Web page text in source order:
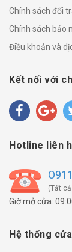
Chính sách đổi
Chính sách bảo
Điều khoản và
Kết nối với
Hotline liên
(Tất
Giờ mở cửa:
Hệ thống